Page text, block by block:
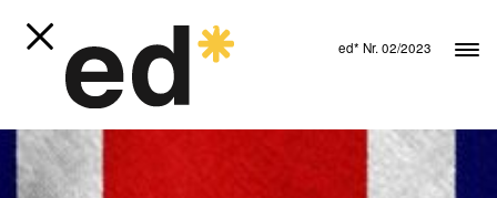
ed* Nr. 02/2023